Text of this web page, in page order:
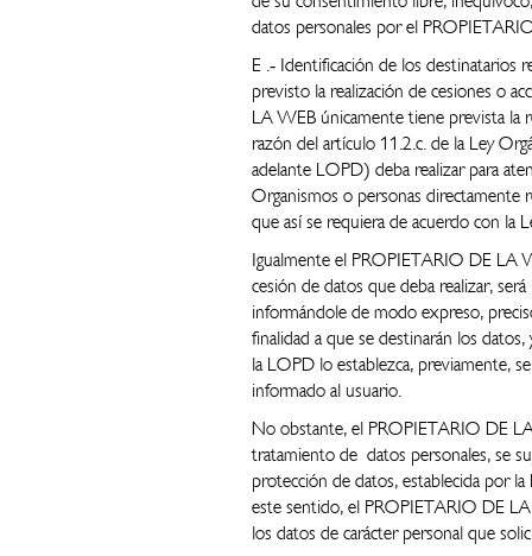
datos personales por el
E .‐ Identificación de los
previsto la realización de cesiones o
LA WEB únicamente tiene prevista la
razón del artículo 11.2.c. de la Ley
adelante LOPD) deba realizar para
Organismos o personas directamente
que así se requiera de acuerdo con la
Igualmente el PROPIETARIO DE LA
cesión de datos que deba realizar,
informándole de modo expreso,
finalidad a que se destinarán los
la LOPD lo establezca, previamente,
informado al usuario.
No obstante, el PROPIETARIO DE
tratamiento de datos personales, se
protección de datos, establecida por
este sentido, el PROPIETARIO DE
los datos de carácter personal que